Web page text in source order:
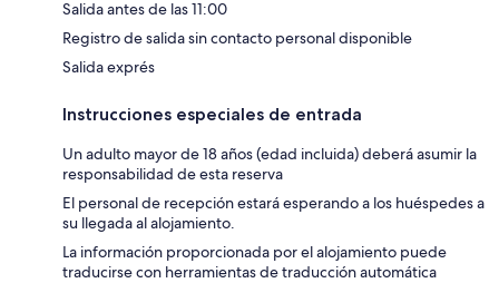
Salida antes de las 11:00
Registro de salida sin contacto personal disponible
Salida exprés
Instrucciones especiales de entrada
Un adulto mayor de 18 años (edad incluida) deberá asumir la
responsabilidad de esta reserva
El personal de recepción estará esperando a los huéspedes a
su llegada al alojamiento.
La información proporcionada por el alojamiento puede
traducirse con herramientas de traducción automática